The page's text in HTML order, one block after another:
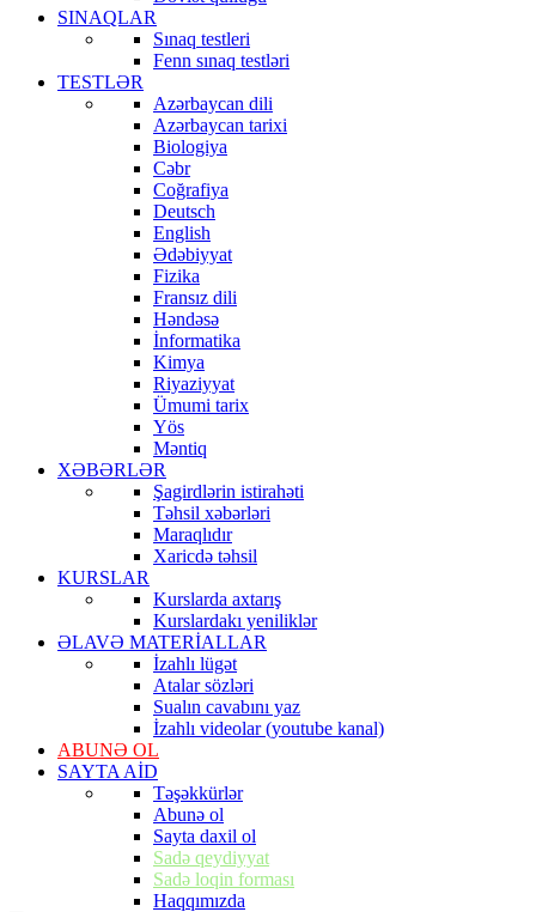
SINAQLAR
Sınaq testleri
Fenn sınaq testləri
TESTLƏR
Azərbaycan dili
Azərbaycan tarixi
Biologiya
Cəbr
Coğrafiya
Deutsch
English
Ədəbiyyat
Fizika
Fransız dili
Həndəsə
İnformatika
Kimya
Riyaziyyat
Ümumi tarix
Yös
Məntiq
XƏBƏRLƏR
Şagirdlərin istirahəti
Təhsil xəbərləri
Maraqlıdır
Xaricdə təhsil
KURSLAR
Kurslarda axtarış
Kurslardakı yeniliklər
ƏLAVƏ MATERİALLAR
İzahlı lügət
Atalar sözləri
Sualın cavabını yaz
İzahlı videolar (youtube kanal)
ABUNƏ OL
SAYTA AİD
Təşəkkürlər
Abunə ol
Sayta daxil ol
Sadə qeydiyyat
Sadə loqin forması
Haqqımızda